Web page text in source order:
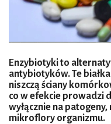
Enzybiotyki to
antybiotyków. Te
niszczą ściany
co w efekcie prowadzi
wyłącznie na
mikroflory organizmu.